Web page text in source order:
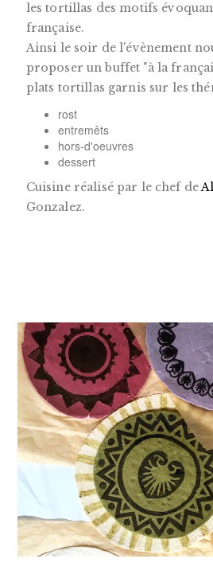
les tortillas des motifs
française.
Ainsi le soir de l'évènement
proposer un buffet "à la
plats tortillas garnis sur les
rost
entremêts
hors-d'oeuvres
dessert
Cuisine réalisé par le chef de
Gonzalez.